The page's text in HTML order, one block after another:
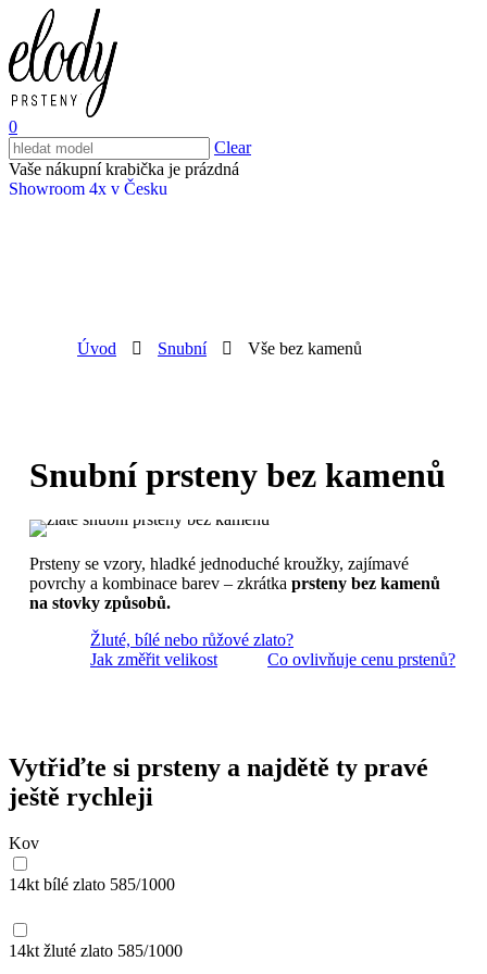
0
Clear
Vaše nákupní krabička je prázdná
Showroom 4x v Česku
Úvod Snubní Vše bez kamenů
Snubní prsteny bez kamenů
Prsteny se vzory, hladké jednoduché kroužky, zajímavé
povrchy a kombinace barev – zkrátka prsteny bez kamenů
na stovky způsobů.
Žluté, bílé nebo růžové zlato?
Jak změřit velikost
Co ovlivňuje cenu prstenů?
Vytřiďte si prsteny a najdětě ty pravé
ještě rychleji
Kov
14kt bílé zlato 585/1000
14kt žluté zlato 585/1000